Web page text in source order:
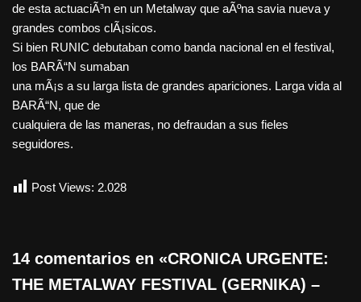
de esta actuaciÃ³n en un Metalway que aÃºna savia nueva y
grandes combos clÃ¡sicos.
Si bien RUNIC debutaban como banda nacional en el festival,
los BARÃ“N sumaban
una mÃ¡s a su larga lista de grandes apariciones. Larga vida al
BARÃ“N, que de
cualquiera de las maneras, no defraudan a sus fieles
seguidores.
Post Views: 2.028
14 comentarios en «CRONICA URGENTE:
THE METALWAY FESTIVAL (GERNIKA) –